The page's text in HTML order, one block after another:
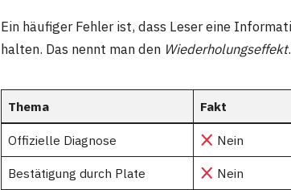
Ein häufiger Fehler ist, dass Leser eine
halten. Das nennt man den Wiederholungseffekt
Thema Fakt
Offizielle Diagnose Nein
Bestätigung durch Plate Nein